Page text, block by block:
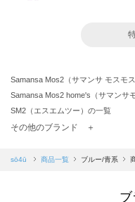
Samansa Mos2（サマンサ モスモ
Samansa Mos2 home's（サマンサ
SM2（エスエムツー）の一覧
TSUHARU by Samansa Mos2（ツ
Samansa Mos2 blue（サマンサモ
その他のブランド ＋
sō4ū 商品一覧 ブルー/青系